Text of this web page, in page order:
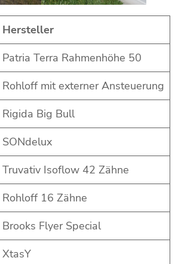
Hersteller
Patria Terra Rahmenhöhe 50
Rohloff mit externer Ansteuerung
Rigida Big Bull
SONdelux
Truvativ Isoflow 42 Zähne
Rohloff 16 Zähne
Brooks Flyer Special
XtasY